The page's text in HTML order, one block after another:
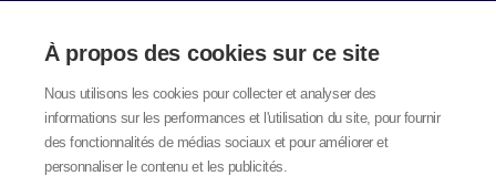
Liens importants
À propos des cookies sur ce site
Nous utilisons les cookies pour collecter et analyser des
informations sur les performances et l'utilisation du site, pour fournir
des fonctionnalités de médias sociaux et pour améliorer et
personnaliser le contenu et les publicités.